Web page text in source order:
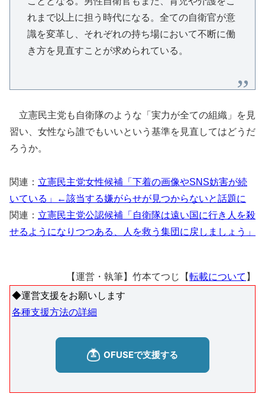
れまで以上に担う時代になる。全ての自衛官が意
識を変革し、それぞれの持ち場において不断に働
き方を見直すことが求められている。
立憲民主党も自衛隊のような「実力が全ての組織」を見
習い、女性なら誰でもいいという基準を見直してはどうだ
ろうか。
関連： 立憲民主党女性候補「下着の画像やSNS妨害が続
いている」←該当する嫌がらせが見つからないと話題に
関連： 立憲民主党公認候補「自衛隊は遠い国に行き人を殺
せるようになりつつある、人を救う集団に戻しましょう」
【運営・執筆】竹本てつじ【転載について 】
◆運営支援をお願いします
各種支援方法の詳細